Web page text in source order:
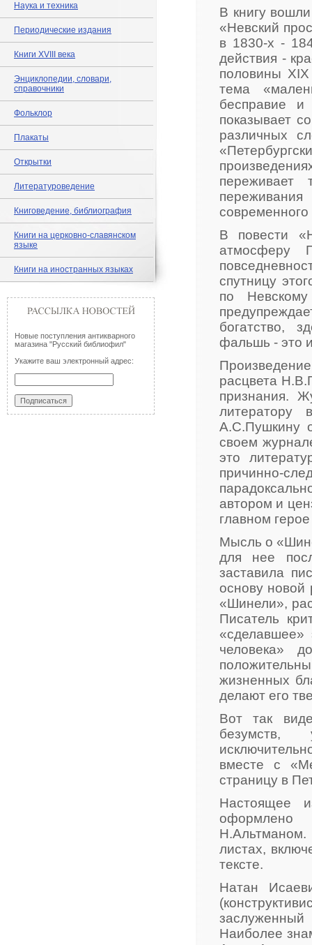
Наука и техника
Периодические издания
Книги XVIII века
Энциклопедии, словари,
справочники
Фольклор
Плакаты
Открытки
Литературоведение
Книговедение, библиография
Книги на церковно-славянском
языке
Книги на иностранных языках
Новые поступления антикварного
магазина "Русский библиофил"
Укажите ваш электронный адрес:
В книгу
«Невский
в 1830-х -
действия -
половины
тема
бесправие и
показывает
различных
переживания
В повести
атмосферу
спутницу
по
богатство,
фальшь - это
расцвета
признания.
литератору
А.С.Пушкину
своем
это
причинно-
автором и
главном
Мысль о
для нее
заставила
основу новой
«Шинели»,
Писатель
«сделавшее»
человека»
жизненных
делают его
Вот так
безумств,
вместе с
страницу в
Настоящее
оформлено
Н.Альтманом.
листах,
тексте.
Натан
Наиболее